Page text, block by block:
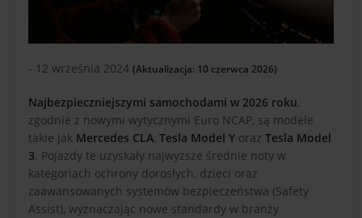
- 12 września 2024 (Aktualizacja: 10 czerwca 2026)
Najbezpieczniejszymi samochodami w 2026 roku,
zgodnie z nowymi wytycznymi Euro NCAP, są modele
takie jak Mercedes CLA, Tesla Model Y oraz Tesla Model
3. Pojazdy te uzyskały najwyższe średnie noty w
kategoriach ochrony dorosłych, dzieci oraz
zaawansowanych systemów bezpieczeństwa (Safety
Assist), wyznaczając nowe standardy w branży